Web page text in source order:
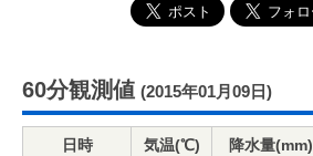
60分観測値 (2015年01月09日)
日時 気温(℃) 降水量(mm)